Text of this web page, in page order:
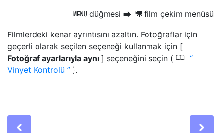
G düğmesi U 1 film çekim menüsü
Filmlerdeki kenar ayrıntısını azaltın. Fotoğraflar için
geçerli olarak seçilen seçeneği kullanmak için [
Fotoğraf ayarlarıyla aynı ] seçeneğini seçin ( 0
Vinyet Kontrolü ).